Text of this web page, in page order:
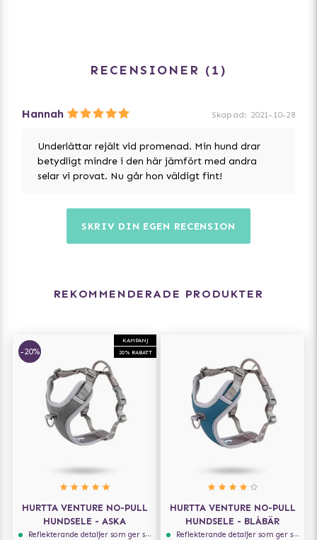
RECENSIONER 1
Hannah Skapad: 2021-10-28
Underlättar rejält vid promenad. Min hund drar
betydligt mindre i den här jämfört med andra
selar vi provat. Nu går hon väldigt fint!
SKRIV DIN EGEN RECENSION
REKOMMENDERADE PRODUKTER
KAMPANJ
20% RABATT
-20%
HURTTA VENTURE NO-PULL
HUNDSELE - ASKA
Reflekterande detaljer som ger synlighet i svagt ljus
HURTTA VENTURE NO-PULL
HUNDSELE - BLÅBÄR
Reflekterande detaljer som ger synlighet i svagt ljus